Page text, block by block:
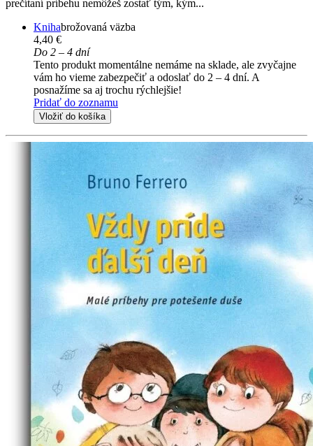
prečítaní príbehu nemôžeš zostať tým, kým...
Knihabrožovaná väzba
4,40 €
Do 2 – 4 dní
Tento produkt momentálne nemáme na sklade, ale zvyčajne
vám ho vieme zabezpečiť a odoslať do 2 – 4 dní. A
posnažíme sa aj trochu rýchlejšie!
Pridať do zoznamu
Vložiť do košíka